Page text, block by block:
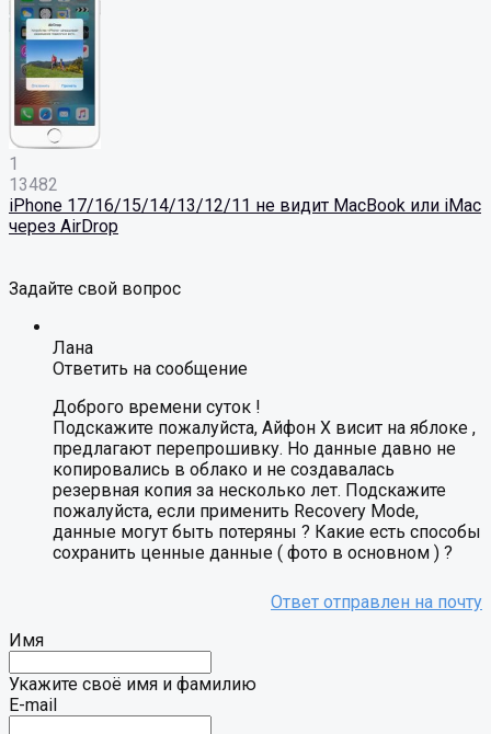
1
13482
iPhone 17/16/15/14/13/12/11 не видит MacBook или iMac
через AirDrop
Задайте свой вопрос
Лана
Ответить на сообщение
Доброго времени суток !
Подскажите пожалуйста, Айфон Х висит на яблоке ,
предлагают перепрошивку. Но данные давно не
копировались в облако и не создавалась
резервная копия за несколько лет. Подскажите
пожалуйста, если применить Recovery Mode,
данные могут быть потеряны ? Какие есть способы
сохранить ценные данные ( фото в основном ) ?
Имя
Укажите своё имя и фамилию
E-mail